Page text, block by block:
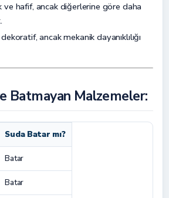
ve hafif, ancak diğerlerine göre daha
ancak mekanik dayanıklılığı
Batmayan Malzemeler:
Suda Batar mı?
Batar
Batar